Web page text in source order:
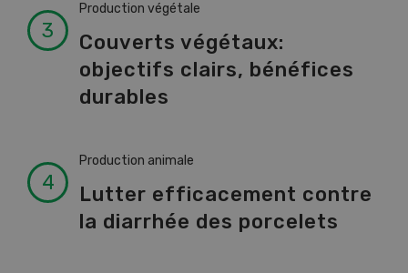
Production végétale
Couverts végétaux:
objectifs clairs, bénéfices
durables
Production animale
Lutter efficacement contre
la diarrhée des porcelets